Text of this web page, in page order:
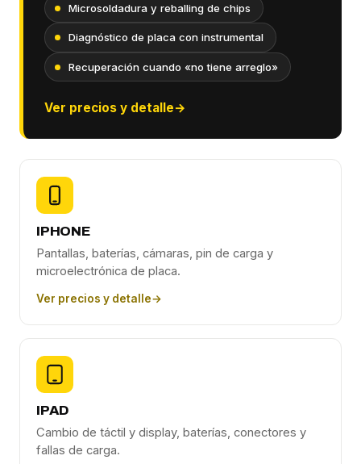
Microsoldadura y reballing de chips
Diagnóstico de placa con instrumental
Recuperación cuando «no tiene arreglo»
Ver precios y detalle→
IPHONE
Pantallas, baterías, cámaras, pin de carga y
microelectrónica de placa.
Ver precios y detalle→
IPAD
Cambio de táctil y display, baterías, conectores y
fallas de carga.